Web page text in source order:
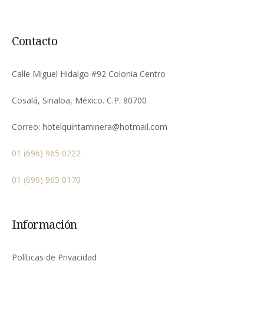
Contacto
Calle Miguel Hidalgo #92 Colonia Centro
Cosalá, Sinaloa, México. C.P. 80700
Correo: hotelquintaminera@hotmail.com
01 (696) 965 0222
01 (696) 965 0170
Información
Políticas de Privacidad